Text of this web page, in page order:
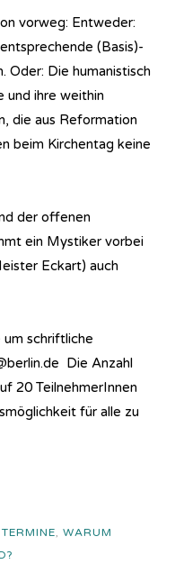
vorweg: Entweder:
(Basis)-
Oder: Die humanistisch
und ihre weithin
die aus Reformation
beim Kirchentag keine
der offenen
ein Mystiker vorbei
Eckart) auch
schriftliche
Die Anzahl
20 TeilnehmerInnen
für alle zu
TERMINE, WARUM